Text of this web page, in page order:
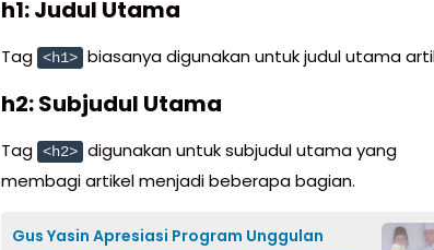
h1: Judul Utama
Tag <h1> biasanya digunakan untuk judul utama
h2: Subjudul Utama
Tag <h2> digunakan untuk subjudul utama yang
membagi artikel menjadi beberapa bagian.
Gus Yasin Apresiasi Program Unggulan